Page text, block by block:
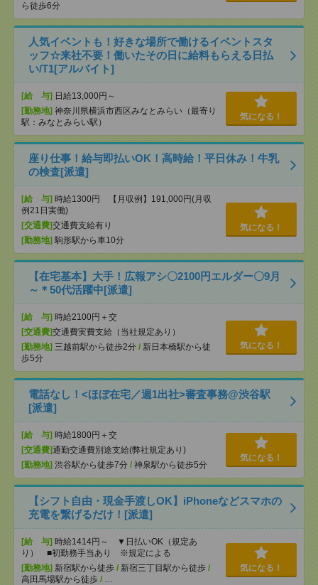
ら徒歩6分
人気イベントも！好きな場所で働けるイベントスタ
ッフ☆来社不要！働いたその日に給料もらえる日払
い/T1[アルバイト]
[給 与] 日給13,000円～
[勤務地] 神奈川県横浜市西区みなとみらい（最寄り
駅：みなとみらい駅）
気になる！
座り仕事！給与即払いOK！高時給！平日休み！牛乳
の検査[派遣]
[給 与] 時給1300円 【月収例】191,000円(月収
例21日実働)
[交通費]交通費支給有り
[勤務地] 駒形駅から車10分
気になる！
【在宅基本】大手！広報アシ〇2100円エルダー〇9月
～＊50代活躍中[派遣]
[給 与] 時給2100円＋交
[交通費]交通費実費支給（当社規定あり）
[勤務地] 三越前駅から徒歩2分 / 新日本橋駅から徒
歩5分
気になる！
電話なし！<ほぼ在宅／週1出社>審査事務@渋谷駅
[派遣]
[給 与] 時給1800円＋交
[交通費]通勤交通費別途支給(弊社規定あり)
[勤務地] 渋谷駅から徒歩7分 / 神泉駅から徒歩5分
気になる！
【シフト自由・現金手渡しOK】iPhoneなどスマホの
充電を繋げるだけ！[派遣]
[給 与] 時給1414円～ ▼日払いOK（規定あ
り） ■初勤務手当あり ※規定による
[勤務地] 新宿駅から徒歩 / 新宿三丁目駅から徒歩 /
高田馬場駅から徒歩 / …
気になる！